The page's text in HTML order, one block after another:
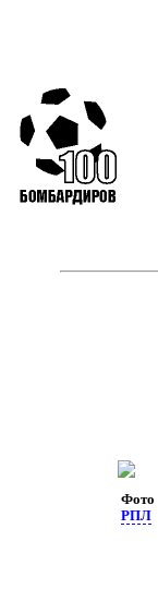
Фото
РПЛ